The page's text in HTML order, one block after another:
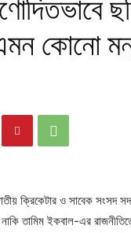
কোনো
ক্রিকেটার ও সাবেক সংসদ
নাকি তামিম ইকবাল-এর